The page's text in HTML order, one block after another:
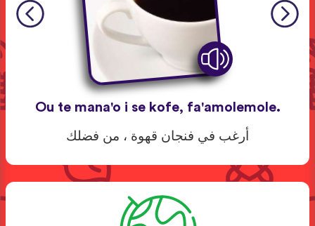
Ou te mana'o i se kofe, fa'amolemole.
أرغب في فنجان قهوة ، من فضلك